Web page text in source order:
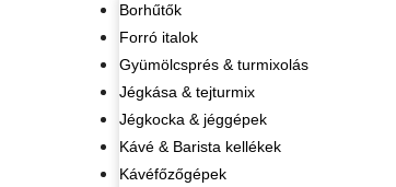
Borhűtők
Forró italok
Gyümölcsprés & turmixolás
Jégkása & tejturmix
Jégkocka & jéggépek
Kávé & Barista kellékek
Kávéfőzőgépek